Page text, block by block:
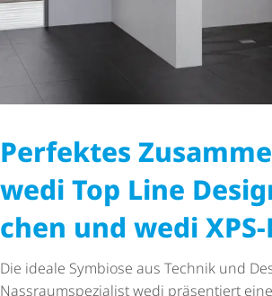
Perfektes
wedi Top Line
chen und wedi
Die ideale Symbiose aus Technik und
Nass­raum­spe­zi­a­list wedi präsentiert